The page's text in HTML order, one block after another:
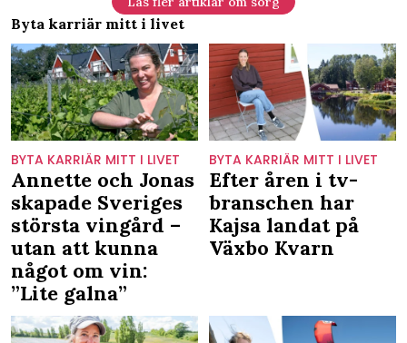
Byta karriär mitt i livet
BYTA KARRIÄR MITT I LIVET
Annette och Jonas
skapade Sveriges
största vingård –
utan att kunna
något om vin:
”Lite galna”
BYTA KARRIÄR MITT I LIVET
Efter åren i tv-
branschen har
Kajsa landat på
Växbo Kvarn